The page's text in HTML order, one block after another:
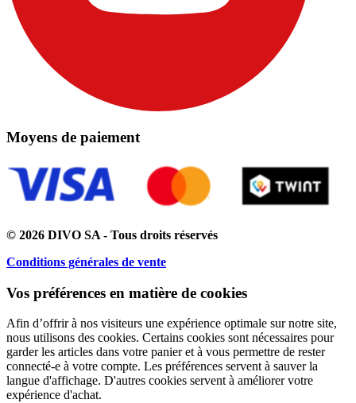
Moyens de paiement
© 2026 DIVO SA - Tous droits réservés
Conditions générales de vente
Vos préférences en matière de cookies
Afin d’offrir à nos visiteurs une expérience optimale sur notre site,
nous utilisons des cookies. Certains cookies sont nécessaires pour
garder les articles dans votre panier et à vous permettre de rester
connecté-e à votre compte. Les préférences servent à sauver la
langue d'affichage. D'autres cookies servent à améliorer votre
expérience d'achat.